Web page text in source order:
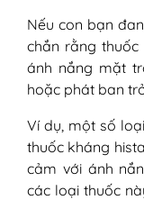
Nếu con bạn
chắn rằng
ánh nắng mặt
hoặc phát ban
Ví dụ, một số
thuốc kháng
cảm với ánh
các loại thuốc